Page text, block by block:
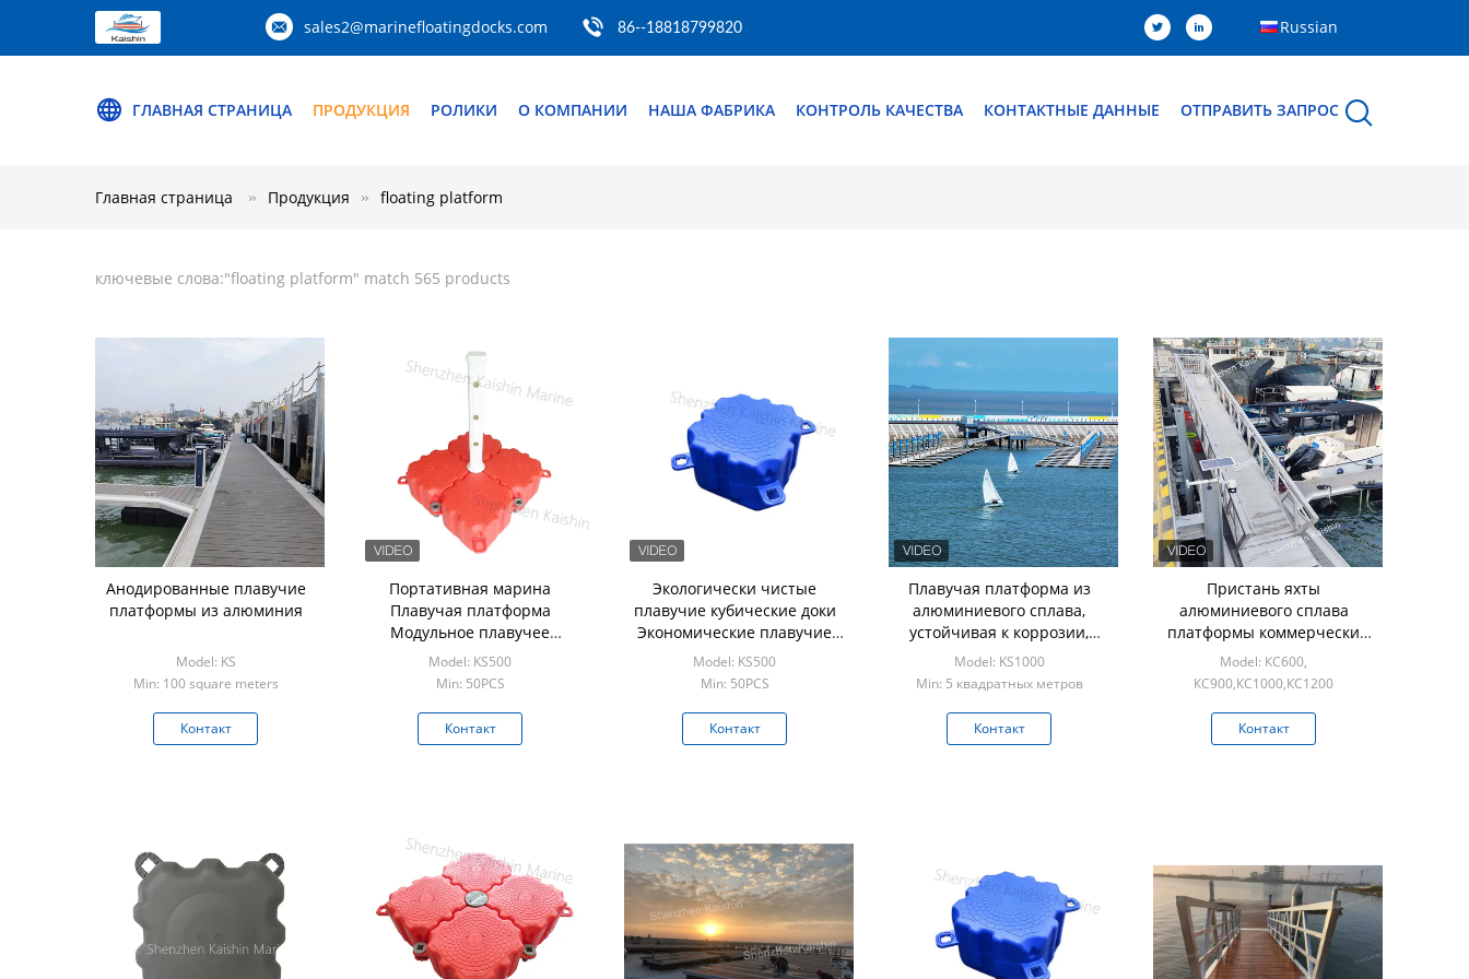
sales2@marinefloatingdocks.com 86--18818799820 Russian
ГЛАВНАЯ СТРАНИЦА ПРОДУКЦИЯ РОЛИКИ О КОМПАНИИ НАША ФАБРИКА КОНТРОЛЬ КАЧЕСТВА КОНТАКТНЫЕ ДАННЫЕ ОТПРАВИТЬ ЗАПРОС
Главная страница Продукция floating platform
ключевые слова:"floating platform" match 565 products
Анодированные плавучие
платформы из алюминия
Model: KS
Min: 100 square meters
Контакт
Портативная марина
Плавучая платформа
Модульное плавучее
решение Плавучие кубики
Яхта Плавучая док
Model: KS500
Min: 50PCS
Контакт
Экологически чистые
плавучие кубические доки
Экономические плавучие
устройства Пластиковая
плавучая платформа из
Model: KS500
Min: 50PCS
Контакт
Плавучая платформа из
алюминиевого сплава,
устойчивая к коррозии,
длительный срок службы
для пристани / причала
Model: KS1000
Min: 5 квадратных метров
Контакт
Пристань яхты
алюминиевого сплава
платформы коммерчески
морского пехотинца
плавучих доков плавая
анти- УЛЬТРАФИОЛЕТОВАЯ
Model: КС600,
КС900,КС1000,КС1200
Контакт